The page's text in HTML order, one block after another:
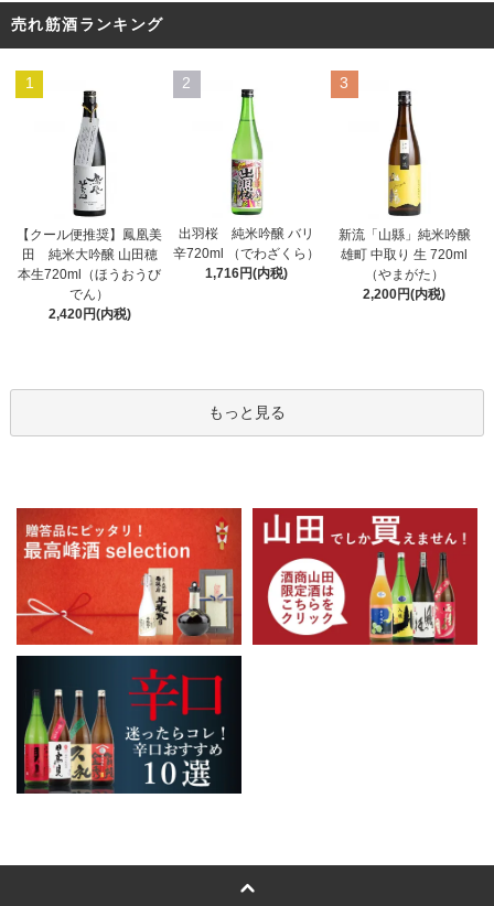
売れ筋酒ランキング
1
【クール便推奨】鳳凰美
田 純米大吟醸 山田穂
本生720ml（ほうおうび
でん）
2,420円(内税)
2
出羽桜 純米吟醸 バリ
辛720ml （でわざくら）
1,716円(内税)
3
新流「山縣」純米吟醸
雄町 中取り 生 720ml
（やまがた）
2,200円(内税)
もっと見る